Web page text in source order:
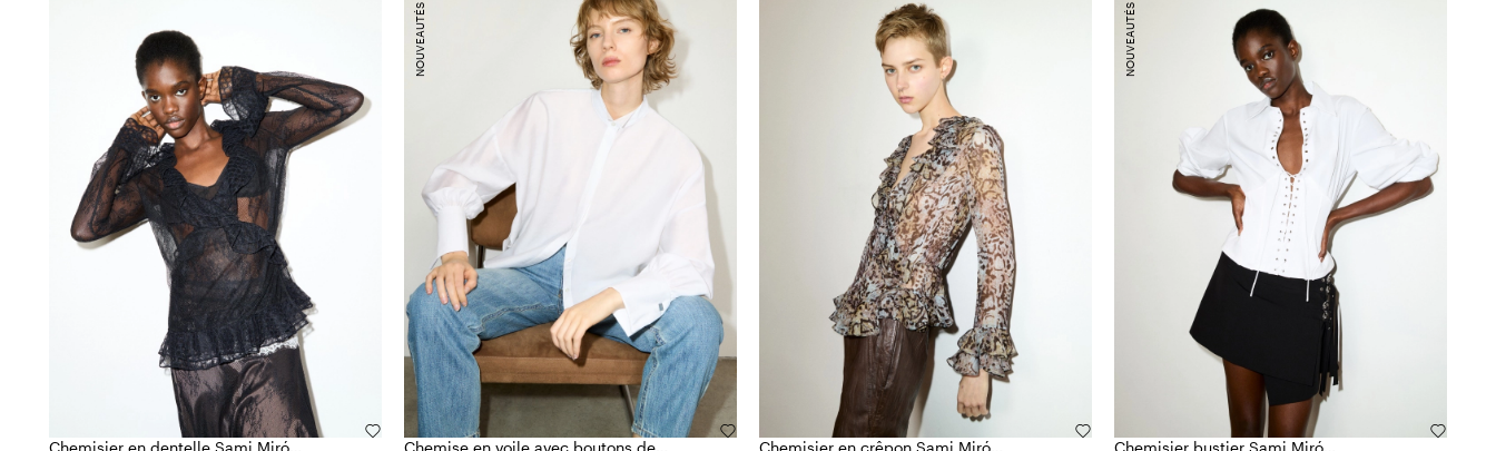
Chemisier en dentelle Sami Miró
Chemise en voile avec boutons de
NOUVEAUTÉS
Chemisier en crêpon Sami Miró
Chemisier bustier Sami Miró
NOUVEAUTÉS